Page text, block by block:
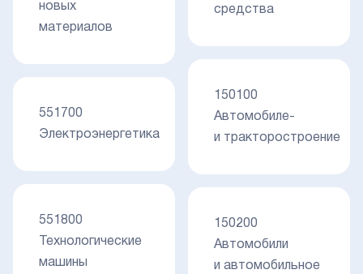
новых
материалов
551700
Электроэнергетика
551800
Технологические
машины
средства
150100
Автомобиле-
и тракторостроение
150200
Автомобили
и автомобильное